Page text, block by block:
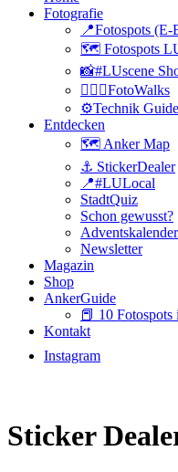
Fotografie
📍Fotospots
🗺️ Fotospots
📸#LUscene
🚶🏻‍♂️FotoWalks
⚙️Technik Guide
Entdecken
🗺️ Anker Map
⚓️ StickerDealer
📍#LULocal
StadtQuiz
Schon gewusst?
Adventskalender
Newsletter
Magazin
Shop
AnkerGuide
📕 10
Kontakt
Instagram
Sticker